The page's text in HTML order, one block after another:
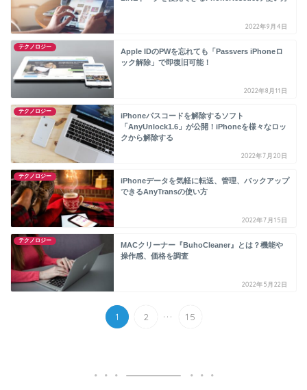
2022年9月4日
テクノロジー
Apple IDのPWを忘れても「Passvers iPhoneロ
ック解除」で即復旧可能！
2022年8月11日
テクノロジー
iPhoneパスコードを解除するソフト
「AnyUnlock1.6」が公開！iPhoneを様々なロッ
クから解除する
2022年7月20日
テクノロジー
iPhoneデータを気軽に転送、管理、バックアップ
できるAnyTransの使い方
2022年7月15日
テクノロジー
MACクリーナー『BuhoCleaner』とは？機能や
操作感、価格を調査
2022年5月22日
1 2 ... 15